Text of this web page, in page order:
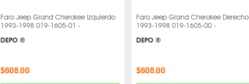
Faro Jeep Grand Cherokee Izquierdo
1993-1998 019-1605-01 -
DEPO ®
$608.00
Faro Jeep Grand Cherokee Derecho
1993-1998 019-1605-00 -
DEPO ®
$608.00